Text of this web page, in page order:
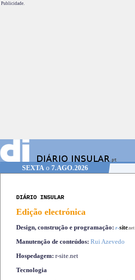
Publicidade.
SEXTA o 7.AGO.2026
DIÁRIO INSULAR
Edição electrónica
Design, construção e programação: r-site.net
Manutenção de conteúdos: Rui Azevedo
Hospedagem: r-site.net
Tecnologia